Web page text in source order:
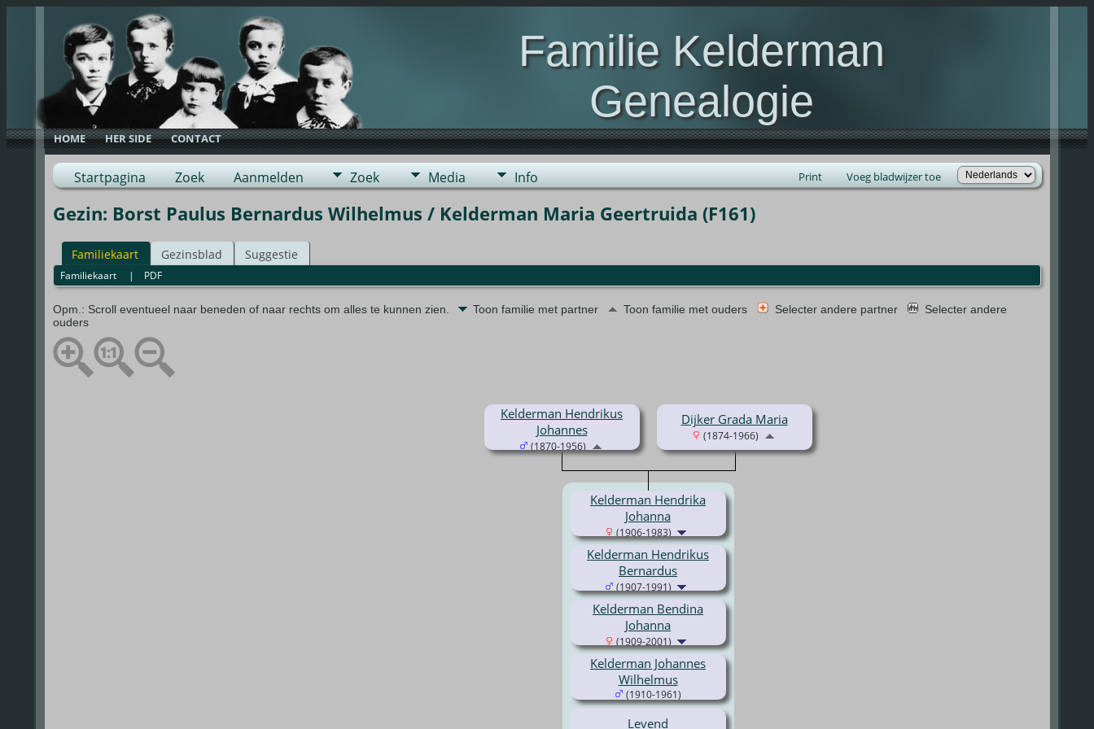
Familie Kelderman
Genealogie
Genealogie van de familie Kelderman(s)
HOME HER SIDE CONTACT
Startpagina Zoek Aanmelden Zoek Media Info Print Voeg bladwijzer toe
Gezin: Borst Paulus Bernardus Wilhelmus / Kelderman Maria Geertruida (F161)
Familiekaart Gezinsblad Suggestie
Familiekaart | PDF
Opm.: Scroll eventueel naar beneden of naar rechts om alles te kunnen zien. Toon familie met partner Toon familie met ouders Selecter andere partner
Selecter andere
ouders
Kelderman Hendrikus
Johannes
(1870-1956)
Dijker Grada Maria
(1874-1966)
Kelderman Hendrika
Johanna
(1906-1983)
Kelderman Hendrikus
Bernardus
(1907-1991)
Kelderman Bendina
Johanna
(1909-2001)
Kelderman Johannes
Wilhelmus
(1910-1961)
Levend